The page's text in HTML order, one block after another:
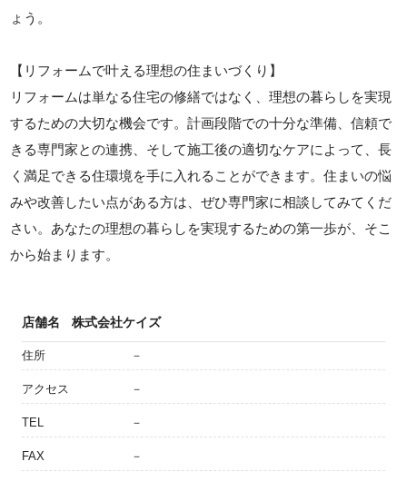
ょう。
【リフォームで叶える理想の住まいづくり】
リフォームは単なる住宅の修繕ではなく、理想の暮らしを実現
するための大切な機会です。計画段階での十分な準備、信頼で
きる専門家との連携、そして施工後の適切なケアによって、長
く満足できる住環境を手に入れることができます。住まいの悩
みや改善したい点がある方は、ぜひ専門家に相談してみてくだ
さい。あなたの理想の暮らしを実現するための第一歩が、そこ
から始まります。
店舗名 株式会社ケイズ
住所 －
アクセス －
TEL －
FAX －